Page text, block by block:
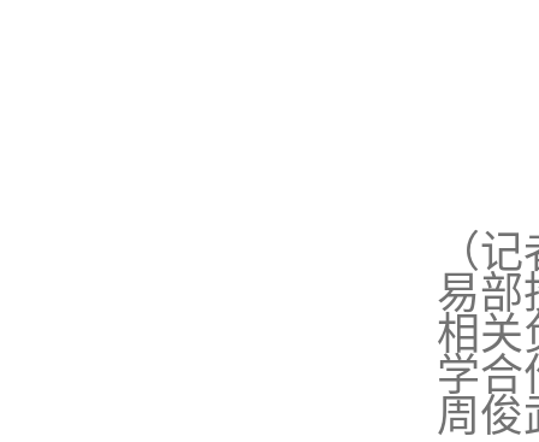
（
易部
相关
学合
周俊